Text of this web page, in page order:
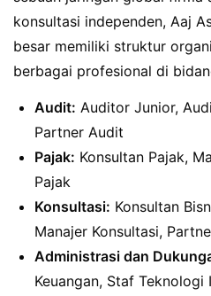
konsultasi independen, Aaj
besar memiliki struktur
berbagai profesional di
Audit: Auditor Junior,
Partner Audit
Pajak: Konsultan Pajak,
Pajak
Konsultasi: Konsultan
Manajer Konsultasi,
Administrasi dan
Keuangan, Staf